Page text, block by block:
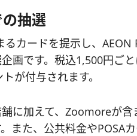
の抽選
るカードを提示し、
画です。税込1,500円ご
が付与されます。
に加えて、Zoomoreが
また、公共料金やPOSA